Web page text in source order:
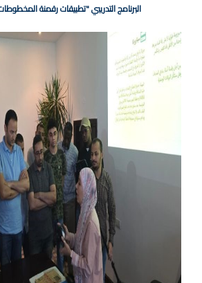
البرنامج التدريبي "تطبيقات رقمنة